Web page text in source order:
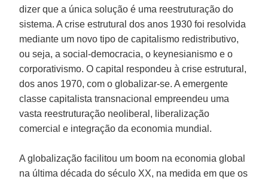
dizer que a única solução é uma reestruturação do
sistema. A crise estrutural dos anos 1930 foi resolvida
mediante um novo tipo de capitalismo redistributivo,
ou seja, a social-democracia, o keynesianismo e o
corporativismo. O capital respondeu à crise estrutural,
dos anos 1970, com o globalizar-se. A emergente
classe capitalista transnacional empreendeu uma
vasta reestruturação neoliberal, liberalização
comercial e integração da economia mundial.
A globalização facilitou um boom na economia global
na última década do século XX, na medida em que os